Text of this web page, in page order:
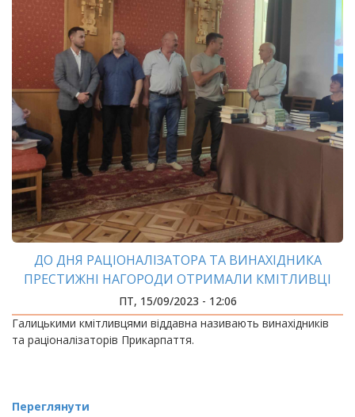
ДО ДНЯ РАЦІОНАЛІЗАТОРА ТА ВИНАХІДНИКА
ПРЕСТИЖНІ НАГОРОДИ ОТРИМАЛИ КМІТЛИВЦІ
ІФНТУНГ
ПТ, 15/09/2023 - 12:06
Галицькими кмітливцями віддавна називають винахідників
та раціоналізаторів Прикарпаття.
Переглянути